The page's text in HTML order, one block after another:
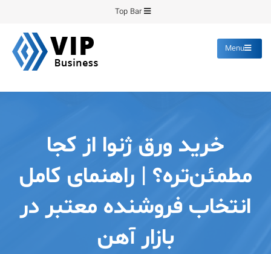
content
Top Bar
Menu
خرید ورق ژنوا از کجا
مطمئن‌تره؟ | راهنمای کامل
انتخاب فروشنده معتبر در
بازار آهن